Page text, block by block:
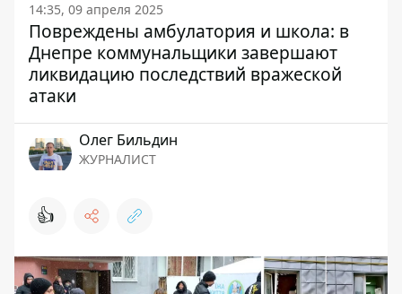
14:35, 09 апреля 2025
Повреждены амбулатория и школа: в
Днепре коммунальщики завершают
ликвидацию последствий вражеской
атаки
Олег Бильдин
ЖУРНАЛИСТ
👍